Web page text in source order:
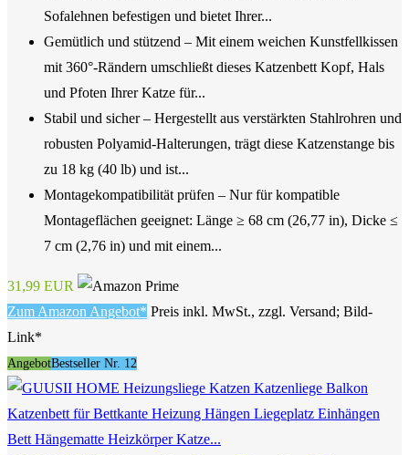
Sofalehnen befestigen und bietet Ihrer...
Gemütlich und stützend – Mit einem weichen Kunstfellkissen
mit 360°-Rändern umschließt dieses Katzenbett Kopf, Hals
und Pfoten Ihrer Katze für...
Stabil und sicher – Hergestellt aus verstärkten Stahlrohren und
robusten Polyamid-Halterungen, trägt diese Katzenstange bis
zu 18 kg (40 lb) und ist...
Montagekompatibilität prüfen – Nur für kompatible
Montageflächen geeignet: Länge ≥ 68 cm (26,77 in), Dicke ≤
7 cm (2,76 in) und mit einem...
31,99 EUR
Zum Amazon Angebot* Preis inkl. MwSt., zzgl. Versand; Bild-
Link*
AngebotBestseller Nr. 12